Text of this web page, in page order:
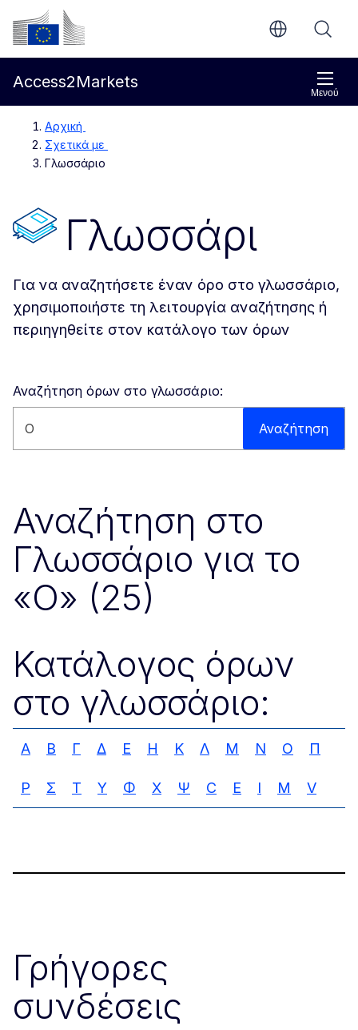
Απευθείας μετάβαση στο κύριο περιεχόμενο
Ευρωπαϊκή Επιτροπή
Μενού
Access2Markets
Αρχική
Σχετικά με
Γλωσσάριο
Γλωσσάρι
Για να αναζητήσετε έναν όρο στο γλωσσάριο,
χρησιμοποιήστε τη λειτουργία αναζήτησης ή
περιηγηθείτε στον κατάλογο των όρων
Αναζήτηση όρων στο γλωσσάριο:
Αναζήτηση στον ιστότοπο Αναζήτηση
Αναζήτηση στο
Γλωσσάριο για το
«O» (25)
Κατάλογος όρων
στο γλωσσάριο:
Α Β Γ Δ Ε Η Κ Λ Μ Ν Ο Π
Ρ Σ Τ Υ Φ Χ Ψ C E I M V
Γρήγορες
συνδέσεις